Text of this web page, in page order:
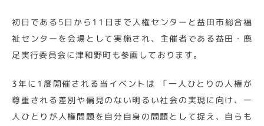
初日である5日から11日まで人権センターと益田市総合福
祉センターを会場として実施され、主催者である益田・鹿
足実行委員会に津和野町も参画しております。
3年に1度開催される当イベントは 「一人ひとりの人権が
尊重される差別や偏見のない明るい社会の実現に向け、一
人ひとりが人権問題を自分自身の問題として捉え、自らも